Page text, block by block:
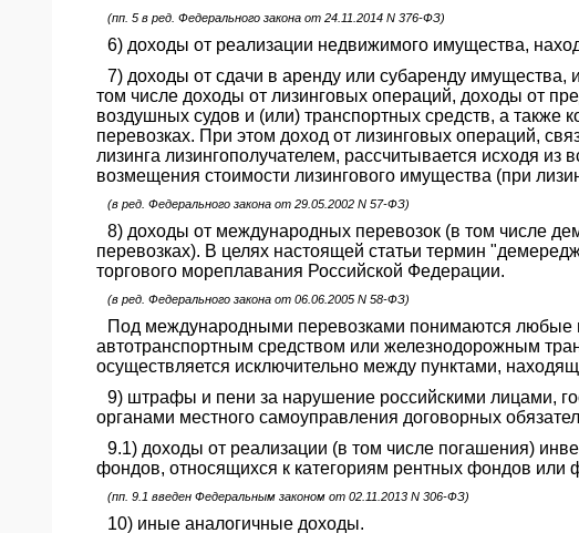
(пп. 5 в ред. Федерального закона от 24.11.2014 N 376-ФЗ)
6) доходы от реализации недвижимого имущества,
7) доходы от сдачи в аренду или субаренду имущества,
том числе доходы от лизинговых операций, доходы от
воздушных судов и (или) транспортных средств, а
перевозках. При этом доход от лизинговых операций,
лизинга лизингополучателем, рассчитывается исходя
возмещения стоимости лизингового имущества (при
(в ред. Федерального закона от 29.05.2002 N 57-ФЗ)
8) доходы от международных перевозок (в том числе
перевозках). В целях настоящей статьи термин
торгового мореплавания Российской Федерации.
(в ред. Федерального закона от 06.06.2005 N 58-ФЗ)
Под международными перевозками понимаются
автотранспортным средством или железнодорожным
осуществляется исключительно между пунктами,
9) штрафы и пени за нарушение российскими лицами,
органами местного самоуправления договорных
9.1) доходы от реализации (в том числе погашения)
фондов, относящихся к категориям рентных фондов или
(пп. 9.1 введен Федеральным законом от 02.11.2013 N 306-ФЗ)
10) иные аналогичные доходы.